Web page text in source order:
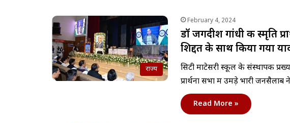
राज्य
February 4, 2024
डॉ जगदीश गांधी की स्मृति
शिद्दत के साथ किया गया
सिटी मोंटेसरी स्कूल के संस्थापक
प्रार्थना सभा में उमड़े भारी जनसैलाब
Read More »